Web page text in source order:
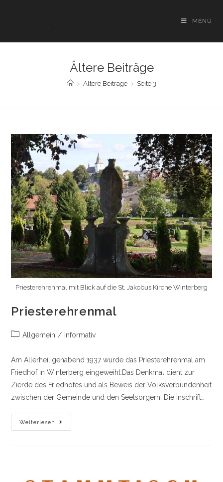
MENÜ
Ältere Beiträge
> Ältere Beiträge > Seite 3
Priesterehrenmal mit Blick auf die St. Jakobus Kirche Winterberg
Priesterehrenmal
Beitrags-
Allgemein / Informativ
Am Allerheiligenabend 1937 wurde das Priesterehrenmal am
Friedhof in Winterberg eingeweiht.Das Denkmal dient zur
Zierde des Friedhofes und als Beweis der Volksverbundenheit
zwischen der Gemeinde und den Seelsorgern. Die Inschrift…
Weiterlesen Priesterehrenmal